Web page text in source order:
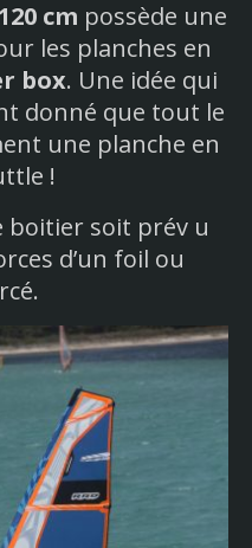
cm possède une
les planches en
box. Une idée qui
donné que tout le
une planche en
!
boitier soit prév u
d’un foil ou